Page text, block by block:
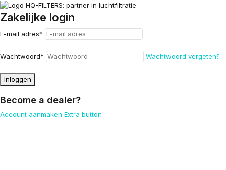
Zakelijke login
E-mail adres*
Wachtwoord* Wachtwoord vergeten?
Inloggen
Become a dealer?
Account aanmaken Extra button